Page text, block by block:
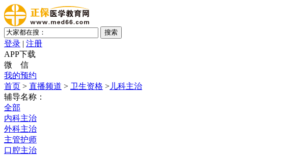
登录 | 注册
APP下载
微 信
我的预约
首页 > 直播频道 > 卫生资格 > 儿科主治
辅导名称：
全部
内科主治
外科主治
主管护师
口腔主治